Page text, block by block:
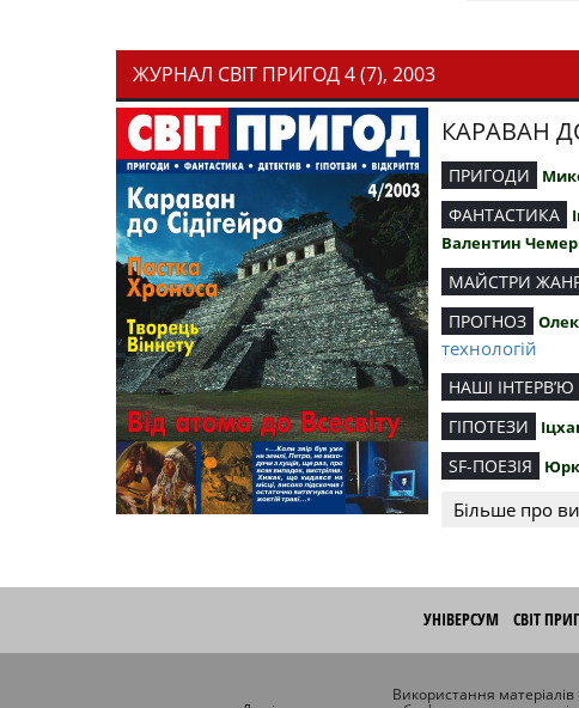
ЖУРНАЛ СВІТ ПРИГОД 4 (7), 2003
КАРАВАН
ПРИГОДИ
ФАНТАСТИКА
Валентин
МАЙСТРИ
ПРОГНОЗ
технологій
НАШІ ІНТЕРВ’Ю
ГІПОТЕЗИ
SF-ПОЕЗІЯ
Більше про
УНІВЕРСУМ СВІТ
Використання